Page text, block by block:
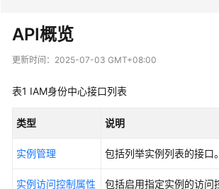
最
新
态
产
介
API概览
更新时间： 2025-07-03 GMT+08:00
表1 IAM身份中心接口列表
类型 说明
实例管理 包括列举实例列表的接口。
实例访问控制属性
包括启用指定实例的访问